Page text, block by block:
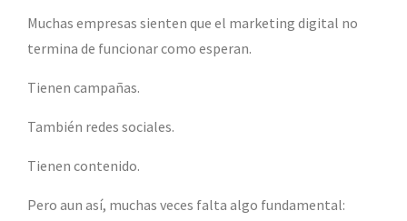
Muchas empresas sienten que el marketing digital no
termina de funcionar como esperan.
Tienen campañas.
También redes sociales.
Tienen contenido.
Pero aun así, muchas veces falta algo fundamental: